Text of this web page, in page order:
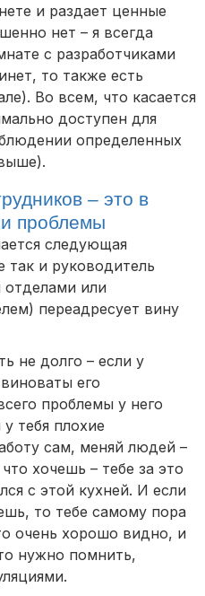
и раздает ценные
нет – я всегда
с разработчиками
то также есть
Во всем, что касается
доступен для
определенных
– это в
проблемы
следующая
так и руководитель
отделами или
переадресует вину
не долго – если у
его
проблемы у него
тебя плохие
сам, меняй людей –
хочешь – тебе за это
с этой кухней. И если
то тебе самому пора
очень хорошо видно, и
нужно помнить,